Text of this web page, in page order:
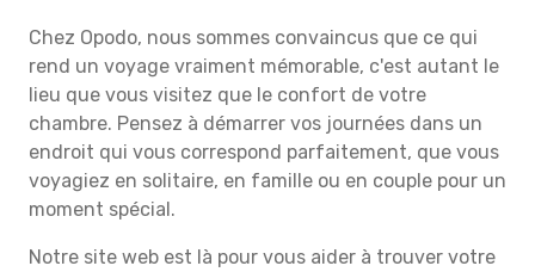
Chez Opodo, nous sommes convaincus que ce qui
rend un voyage vraiment mémorable, c'est autant le
lieu que vous visitez que le confort de votre
chambre. Pensez à démarrer vos journées dans un
endroit qui vous correspond parfaitement, que vous
voyagiez en solitaire, en famille ou en couple pour un
moment spécial.
Notre site web est là pour vous aider à trouver votre